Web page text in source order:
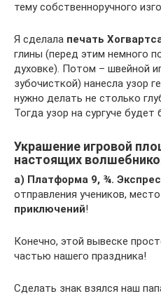
тему собственноручного
Я сделала печать
глины (перед этим немного
духовке). Потом – швейной
зубочисткой) нанесла узор
нужно делать не столько
Тогда узор на сургуче будет
Украшение игровой
настоящих
а) Платформа 9, ¾.
отправления учеников,
приключений!
Конечно, этой вывеске
частью нашего праздника!
Сделать знак взялся наш